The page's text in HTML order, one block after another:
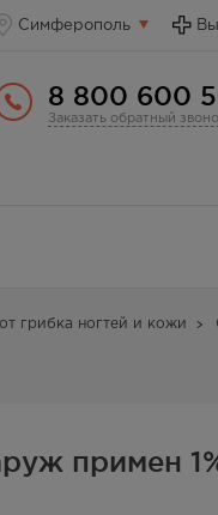
Симферополь
8 800 600
Заказать обратный
грибка ногтей и кожи
примен